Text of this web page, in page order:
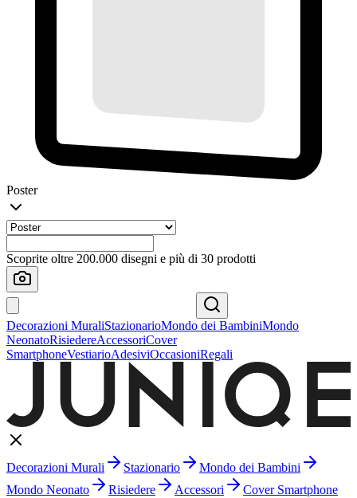
Poster
Scoprite oltre 200.000 disegni e più di 30 prodotti
Decorazioni MuraliStazionarioMondo dei BambiniMondo
NeonatoRisiedereAccessoriCover
SmartphoneVestiarioAdesiviOccasioniRegali
Decorazioni Murali Stazionario
Mondo dei Bambini
Mondo Neonato
Risiedere Accessori
Cover Smartphone